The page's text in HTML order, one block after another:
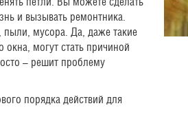
и вызывать ремонтника.
пыли, мусора. Да, даже такие
окна, могут стать причиной
– решит проблему
порядка действий для